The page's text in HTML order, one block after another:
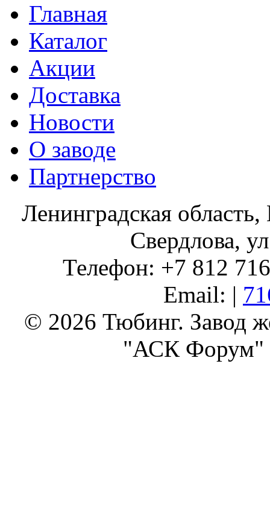
Главная
Каталог
Акции
Доставка
Новости
О заводе
Партнерство
Ленинградская
Свердлова,
Телефон: +7 812
Email: |
© 2026 Тюбинг. Завод
"АСК Форум"